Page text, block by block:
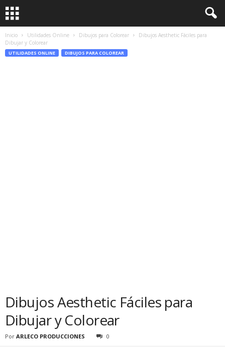
Inicio Utilidades Online Dibujos para Colorear
Dibujos Aesthetic Fáciles para
Dibujar y Colorear
UTILIDADES ONLINE DIBUJOS PARA COLOREAR
Dibujos Aesthetic Fáciles para
Dibujar y Colorear
Por ARLECO PRODUCCIONES 0